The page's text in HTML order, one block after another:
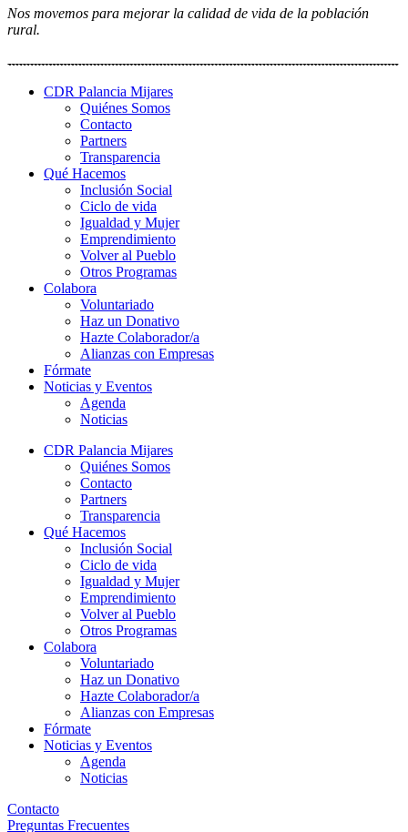
Nos movemos para mejorar la calidad de vida de la población
rural.
CDR Palancia Mijares
Quiénes Somos
Contacto
Partners
Transparencia
Qué Hacemos
Inclusión Social
Ciclo de vida
Igualdad y Mujer
Emprendimiento
Volver al Pueblo
Otros Programas
Colabora
Voluntariado
Haz un Donativo
Hazte Colaborador/a
Alianzas con Empresas
Fórmate
Noticias y Eventos
Agenda
Noticias
CDR Palancia Mijares
Quiénes Somos
Contacto
Partners
Transparencia
Qué Hacemos
Inclusión Social
Ciclo de vida
Igualdad y Mujer
Emprendimiento
Volver al Pueblo
Otros Programas
Colabora
Voluntariado
Haz un Donativo
Hazte Colaborador/a
Alianzas con Empresas
Fórmate
Noticias y Eventos
Agenda
Noticias
Contacto
Preguntas Frecuentes